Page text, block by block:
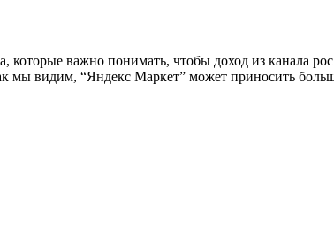
важно понимать, чтобы доход из канала
мы видим, “Яндекс Маркет” может приносить